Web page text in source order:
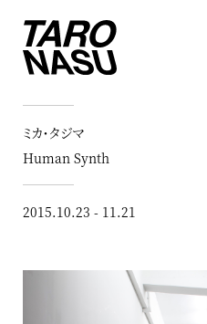
ミカ・タジマ
Human Synth
2015.10.23 - 11.21